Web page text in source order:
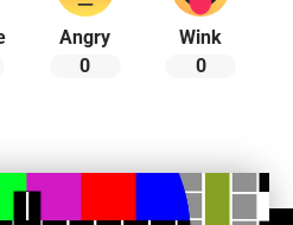
Angry
0
Wink
0